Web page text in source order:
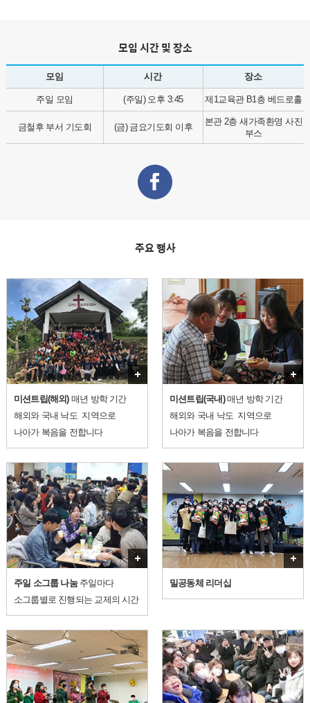
모임 시간 및 장소
모임 시간 장소
주일 모임 (주일) 오후 3:45 제1교육관 B1층 베드로홀
금철후 부서 기도회 (금) 금요기도회 이후
본관 2층 새가족환영 사진
부스
주요 행사
더보기
미션트립(해외)매년 방학 기간
해외와 국내 낙도 지역으로
나아가 복음을 전합니다
미션트립(국내)매년 방학 기간
해외와 국내 낙도 지역으로
나아가 복음을 전합니다
더보기
주일 소그룹 나눔주일마다
소그룹별로 진행되는 교제의 시간
밀공동체 리더십